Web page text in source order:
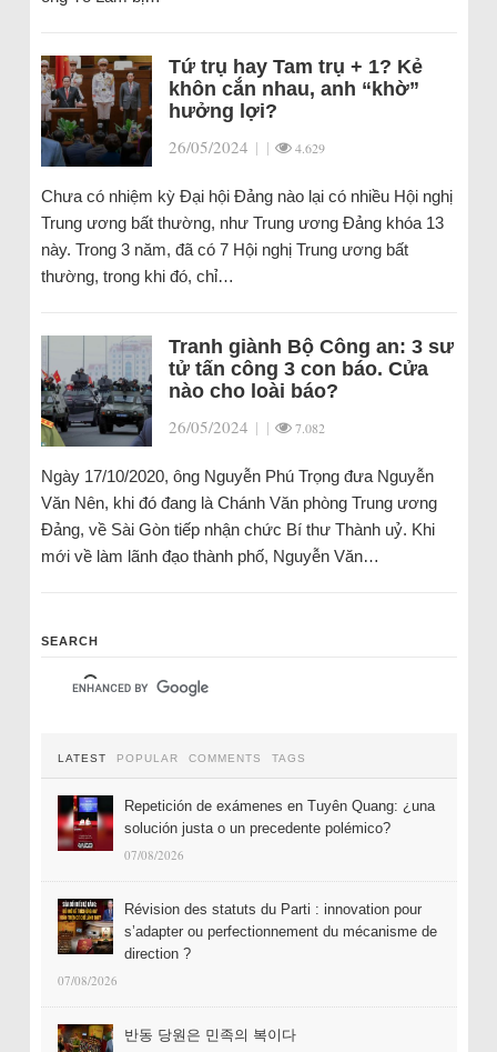
Tứ trụ hay Tam trụ + 1? Kẻ
khôn cắn nhau, anh “khờ”
hưởng lợi?
26/05/2024 | | 4.629
Chưa có nhiệm kỳ Đại hội Đảng nào lại có nhiều Hội nghị
Trung ương bất thường, như Trung ương Đảng khóa 13
này. Trong 3 năm, đã có 7 Hội nghị Trung ương bất
thường, trong khi đó, chỉ…
Tranh giành Bộ Công an: 3 sư
tử tấn công 3 con báo. Cửa
nào cho loài báo?
26/05/2024 | | 7.082
Ngày 17/10/2020, ông Nguyễn Phú Trọng đưa Nguyễn
Văn Nên, khi đó đang là Chánh Văn phòng Trung ương
Đảng, về Sài Gòn tiếp nhận chức Bí thư Thành uỷ. Khi
mới về làm lãnh đạo thành phố, Nguyễn Văn…
SEARCH
LATEST POPULAR COMMENTS TAGS
Repetición de exámenes en Tuyên Quang: ¿una
solución justa o un precedente polémico?
07/08/2026
Révision des statuts du Parti : innovation pour
s’adapter ou perfectionnement du mécanisme de
direction ?
07/08/2026
반동 당원은 민족의 복이다